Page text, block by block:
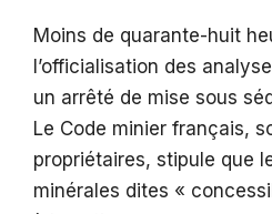
Moins de quarante-huit
l’officialisation des
un arrêté de mise sous
Le Code minier français,
propriétaires, stipule que
minérales dites «